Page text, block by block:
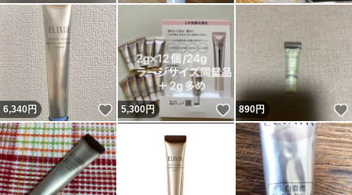
6,340円 いいね！
5,300円 いいね！
890円